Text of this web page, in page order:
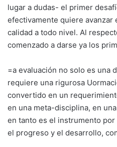
lugar a dudas- el primer
efectivamente quiere avanzar
calidad a todo nivel. Al
comenzado a darse ya los
=a evaluación no solo es una
requiere una rigurosa
convertido en un
en una meta-disciplina, en
en tanto es el instrumento
el progreso y el desarrollo,